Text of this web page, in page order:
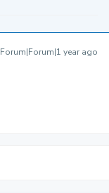
Forum|Forum|1 year ago